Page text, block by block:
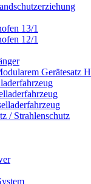
13/1
12/1
Gerätesatz
/ Strahlenschutz